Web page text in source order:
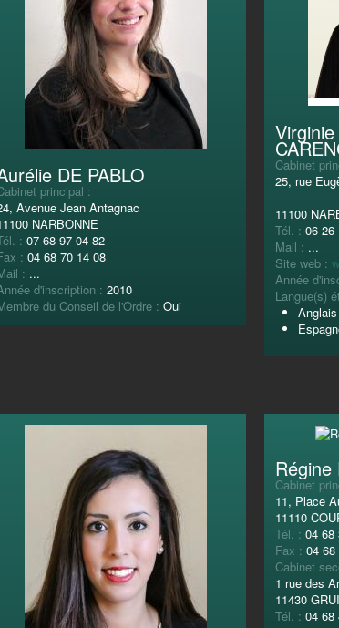
DE PABLO
principal :
Avenue Jean Antagnac
NARBONNE
: 07 68 97 04 82
: 04 68 70 14 08
: ...
d'inscription : 2010
du Conseil de l'Ordre : Oui
Cabinet
25, rue
11100
Tél. : 06 26
Mail : ...
Site web :
Année
Langue(s)
Anglais
Régine
Cabinet
11, Place
11110
Tél. : 04 68
Fax : 04 68
Cabinet
1 rue des
11430
Tél. : 04 68